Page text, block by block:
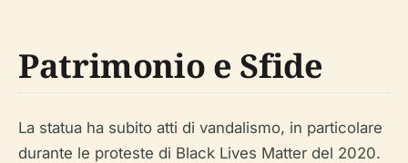
Patrimonio e Sfide
La statua ha subito atti di vandalismo, in particolare
durante le proteste di Black Lives Matter del 2020.